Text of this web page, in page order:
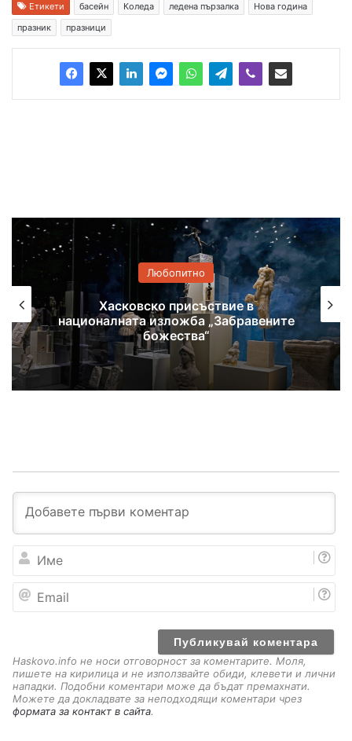
Етикети басейн Коледа ледена пързалка
Нова година
празник
празници
Любопитно
Хасковско присъствие в
националната изложба „Забравените
божества“
е
a
Haskovo.info не носи отговорност за коментарите. Моля,
пишете на кирилица и не използвайте обиди, клевети и лични
нападки. Подобни коментари може да бъдат премахнати.
Можете да докладвате за неподходящи коментари чрез
формата за контакт в сайта.